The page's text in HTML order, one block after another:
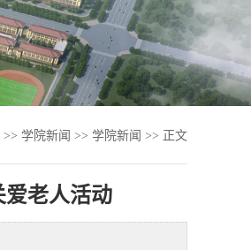
>> 学院新闻 >> 学院新闻 >> 正文
老人活动